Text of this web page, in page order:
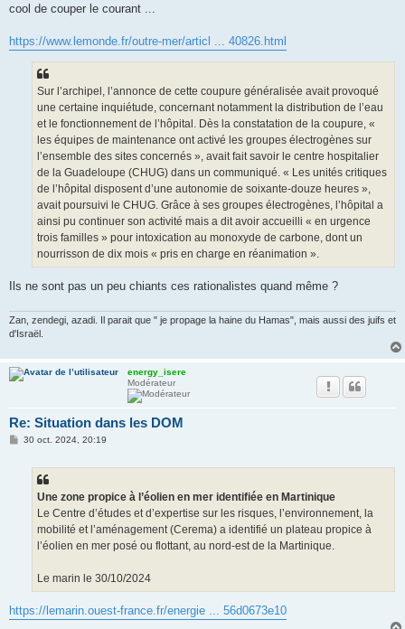
a
cool de couper le courant ...
https://www.lemonde.fr/outre-mer/articl ... 40826.html
Sur l’archipel, l’annonce de cette coupure généralisée avait provoqué
une certaine inquiétude, concernant notamment la distribution de l’eau
et le fonctionnement de l’hôpital. Dès la constatation de la coupure, «
les équipes de maintenance ont activé les groupes électrogènes sur
l’ensemble des sites concernés », avait fait savoir le centre hospitalier
de la Guadeloupe (CHUG) dans un communiqué. « Les unités critiques
de l’hôpital disposent d’une autonomie de soixante-douze heures »,
avait poursuivi le CHUG. Grâce à ses groupes électrogènes, l’hôpital a
ainsi pu continuer son activité mais a dit avoir accueilli « en urgence
trois familles » pour intoxication au monoxyde de carbone, dont un
nourrisson de dix mois « pris en charge en réanimation ».
Ils ne sont pas un peu chiants ces rationalistes quand même ?
Zan, zendegi, azadi. Il parait que " je propage la haine du Hamas", mais aussi des juifs et
d'Israël.
energy_isere
Modérateur
Re: Situation dans les DOM
M30 oct. 2024, 20:19
Une zone propice à l’éolien en mer identifiée en Martinique
Le Centre d’études et d’expertise sur les risques, l’environnement, la
mobilité et l’aménagement (Cerema) a identifié un plateau propice à
l’éolien en mer posé ou flottant, au nord-est de la Martinique.
Le marin le 30/10/2024
https://lemarin.ouest-france.fr/energie ... 56d0673e10